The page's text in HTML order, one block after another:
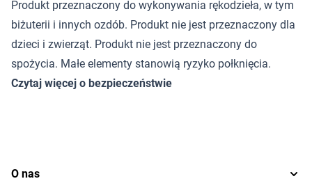
Produkt przeznaczony do wykonywania rękodzieła, w tym
biżuterii i innych ozdób. Produkt nie jest przeznaczony dla
dzieci i zwierząt. Produkt nie jest przeznaczony do
spożycia. Małe elementy stanowią ryzyko połknięcia.
Czytaj więcej o bezpieczeństwie
O nas